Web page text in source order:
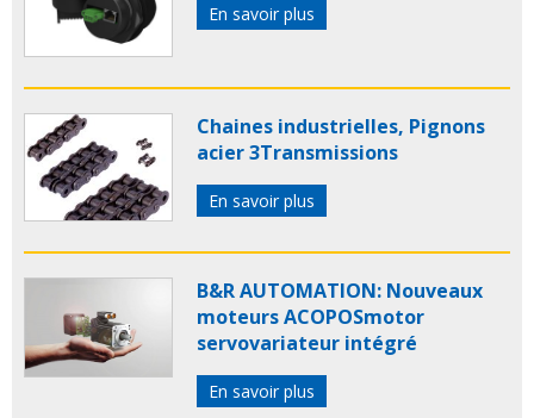
En savoir plus
Chaines industrielles, Pignons
acier 3Transmissions
En savoir plus
B&R AUTOMATION: Nouveaux
moteurs ACOPOSmotor
servovariateur intégré
En savoir plus